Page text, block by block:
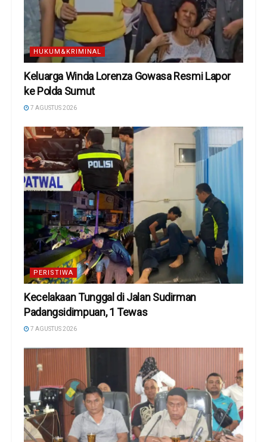
HUKUM&KRIMINAL
Keluarga Winda Lorenza Gowasa Resmi Lapor
ke Polda Sumut
7 AGUSTUS 2026
PERISTIWA
Kecelakaan Tunggal di Jalan Sudirman
Padangsidimpuan, 1 Tewas
7 AGUSTUS 2026